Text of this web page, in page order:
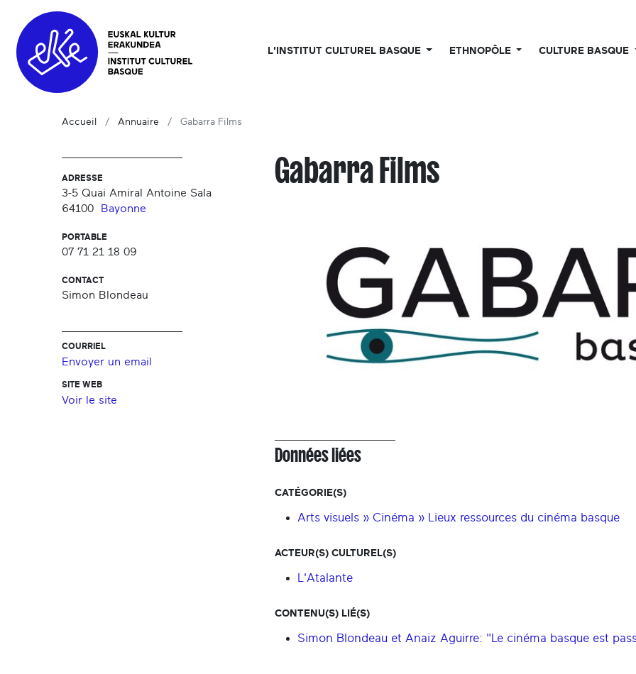
L'INSTITUT CULTUREL BASQUE ETHNOPÔLE CULTURE BASQUE
Accueil Annuaire Gabarra Films
ADRESSE
3-5 Quai Amiral Antoine Sala
64100
Bayonne
PORTABLE
07 71 21 18 09
CONTACT
Simon Blondeau
COURRIEL
Envoyer un email
SITE WEB
Voir le site
Gabarra Films
Données liées
CATÉGORIE(S)
Arts visuels » Cinéma » Lieux ressources du cinéma basque
ACTEUR(S) CULTUREL(S)
L'Atalante
CONTENU(S) LIÉ(S)
Simon Blondeau et Anaiz Aguirre: "Le cinéma basque est